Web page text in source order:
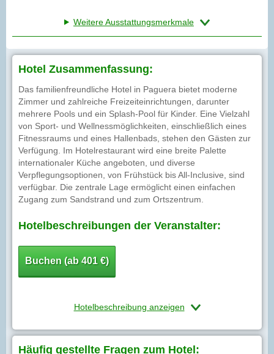
Weitere Ausstattungsmerkmale
Hotel Zusammenfassung:
Das familienfreundliche Hotel in Paguera bietet moderne
Zimmer und zahlreiche Freizeiteinrichtungen, darunter
mehrere Pools und ein Splash-Pool für Kinder. Eine Vielzahl
von Sport- und Wellnessmöglichkeiten, einschließlich eines
Fitnessraums und eines Hallenbads, stehen den Gästen zur
Verfügung. Im Hotelrestaurant wird eine breite Palette
internationaler Küche angeboten, und diverse
Verpflegungsoptionen, von Frühstück bis All-Inclusive, sind
verfügbar. Die zentrale Lage ermöglicht einen einfachen
Zugang zum Sandstrand und zum Ortszentrum.
Hotelbeschreibungen der Veranstalter:
Buchen (ab 401 €)
Hotelbeschreibung anzeigen
Häufig gestellte Fragen zum Hotel: